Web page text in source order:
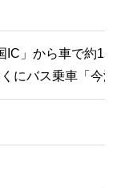
」から車で約15
にバス乗車「今津